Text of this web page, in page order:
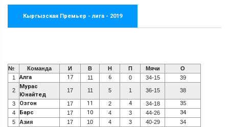
Кыргызская Премьер - лига - 2019
№ Команда И В Н П Мячи
О
1
Алга 17 11 6 0 34-15 39
2
Мурас
Юнайтед
17 11 5 1 36-15 38
3 Озгон 17 11 2 4 34-18 35
4 Барс 17 10 4 3 44-26 34
5 Азия 17 10 4 3 40-29
34